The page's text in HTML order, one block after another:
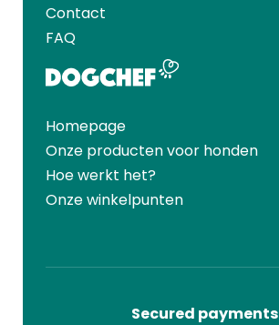
Contact
FAQ
Homepage
Onze producten voor honden
Hoe werkt het?
Onze winkelpunten
Secured payments